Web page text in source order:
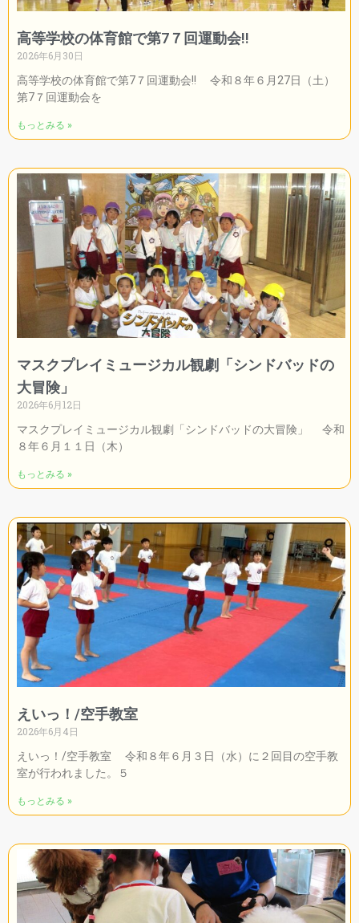
高等学校の体育館で第7７回運動会!!
2026年6月30日
高等学校の体育館で第7７回運動会!! 令和８年６月27日（土）
第7７回運動会を
もっとみる »
マスクプレイミュージカル観劇「シンドバッドの
大冒険」
2026年6月12日
マスクプレイミュージカル観劇「シンドバッドの大冒険」 令和
８年６月１１日（木）
もっとみる »
えいっ！/空手教室
2026年6月4日
えいっ！/空手教室 令和８年６月３日（水）に２回目の空手教
室が行われました。５
もっとみる »